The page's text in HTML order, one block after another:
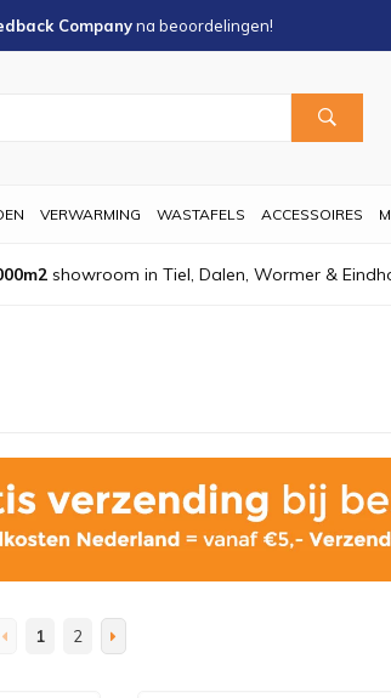
Companyna beoordelingen!
VERWARMING WASTAFELS ACCESSOIRES
showroom in Tiel, Dalen, Wormer &
1 2